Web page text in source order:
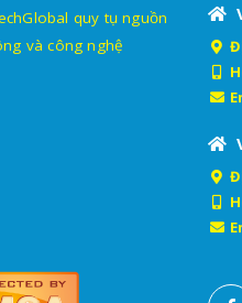
quy tụ nguồn
và công nghệ